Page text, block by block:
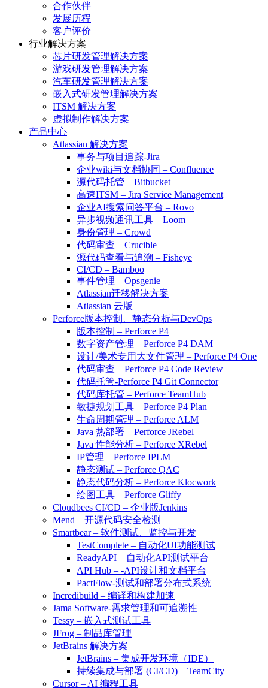
合作伙伴
发展历程
客户评价
行业解决方案
芯片研发管理解决方案
游戏研发管理解决方案
汽车研发管理解决方案
嵌入式研发管理解决方案
ITSM 解决方案
虚拟制作解决方案
产品中心
Atlassian 解决方案
事务与项目追踪-Jira
企业wiki与文档协同 – Confluence
源代码托管 – Bitbucket
高速ITSM – Jira Service Management
企业AI搜索问答平台 – Rovo
异步视频通讯工具 – Loom
身份管理 – Crowd
代码审查 – Crucible
源代码查看与追溯 – Fisheye
CI/CD – Bamboo
事件管理 – Opsgenie
Atlassian迁移解决方案
Atlassian 云版
Perforce版本控制、静态分析与DevOps
版本控制 – Perforce P4
数字资产管理 – Perforce P4 DAM
设计/美术专用大文件管理 – Perforce P4 One
代码审查 – Perforce P4 Code Review
代码托管-Perforce P4 Git Connector
代码库托管 – Perforce TeamHub
敏捷规划工具 – Perforce P4 Plan
生命周期管理 – Perforce ALM
Java 热部署 – Perforce JRebel
Java 性能分析 – Perforce XRebel
IP管理 – Perforce IPLM
静态测试 – Perforce QAC
静态代码分析 – Perforce Klocwork
绘图工具 – Perforce Gliffy
Cloudbees CI/CD – 企业版Jenkins
Mend – 开源代码安全检测
Smartbear – 软件测试、监控与开发
TestComplete – 自动化UI功能测试
ReadyAPI – 自动化API测试平台
API Hub – -API设计和文档平台
PactFlow-测试和部署分布式系统
Incredibuild – 编译和构建加速
Jama Software-需求管理和可追溯性
Tessy – 嵌入式测试工具
JFrog – 制品库管理
JetBrains 解决方案
JetBrains – 集成开发环境（IDE）
持续集成与部署 (CI/CD) – TeamCity
Cursor – AI 编程工具